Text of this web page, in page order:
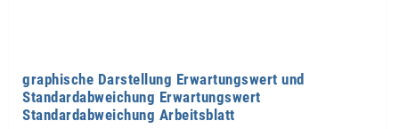
graphische Darstellung Erwartungswert und
Standardabweichung Erwartungswert
Standardabweichung Arbeitsblatt